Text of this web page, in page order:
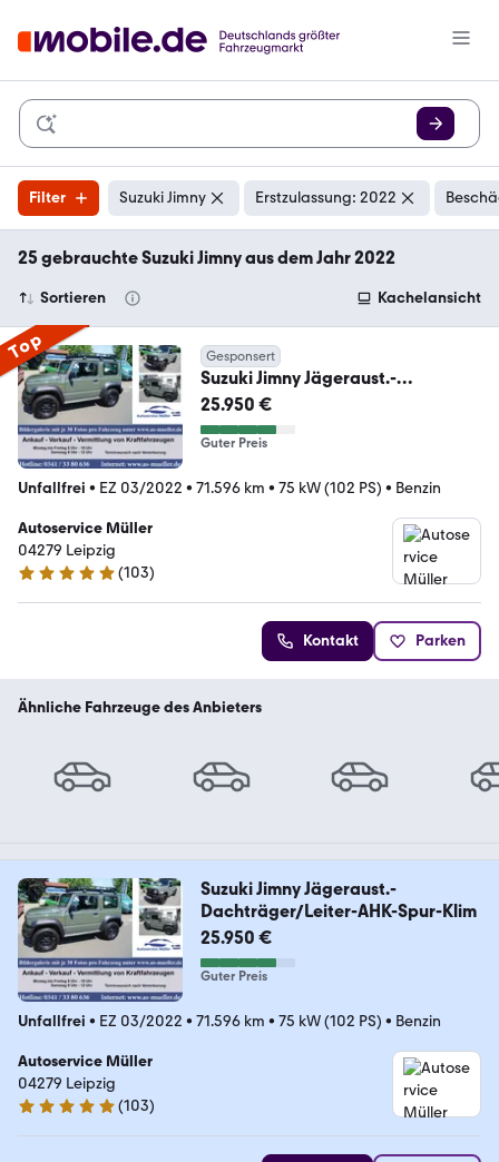
Filter Suzuki Jimny Erstzulassung: 2022
25 gebrauchte Suzuki Jimny aus dem Jahr 2022
Sortieren Kachelansicht
Top Gesponsert
Suzuki Jimny Jägeraust.-
Dachträger/Leiter-AHK-Spur-Klim
25.950 €
Guter Preis
Unfallfrei • EZ 03/2022 • 71.596 km • 75 kW (102 PS) • Benzin
Autoservice Müller
04279 Leipzig
4.9 Sterne
(103)
Kontakt Parken
Ähnliche Fahrzeuge des Anbieters
Suzuki Jimny Jägeraust.-
Dachträger/Leiter-AHK-Spur-Klim
25.950 €
Guter Preis
Unfallfrei • EZ 03/2022 • 71.596 km • 75 kW (102 PS) • Benzin
Autoservice Müller
04279 Leipzig
4.9 Sterne
(103)